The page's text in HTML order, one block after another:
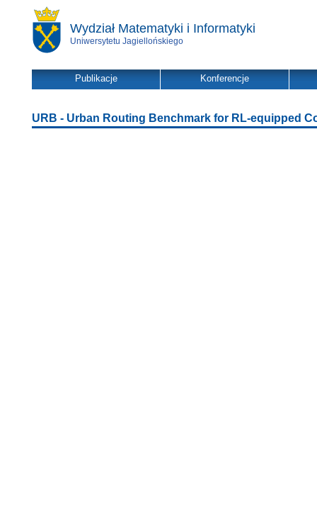
Wydział Matematyki i Informatyki
Uniwersytetu Jagiellońskiego
Publikacje Konferencje
URB - Urban Routing Benchmark for RL-equipped